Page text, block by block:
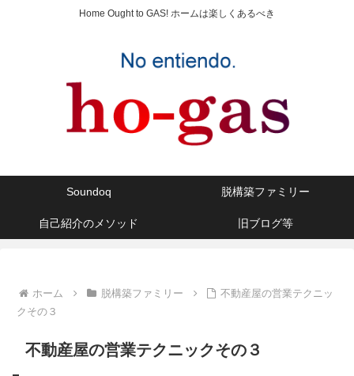
Home Ought to GAS! ホームは楽しくあるべき
Soundoq 脱構築ファミリー
自己紹介のメソッド 旧ブログ等
ホーム 脱構築ファミリー
不動産屋の営業テクニッ
クその３
不動産屋の営業テクニックその３